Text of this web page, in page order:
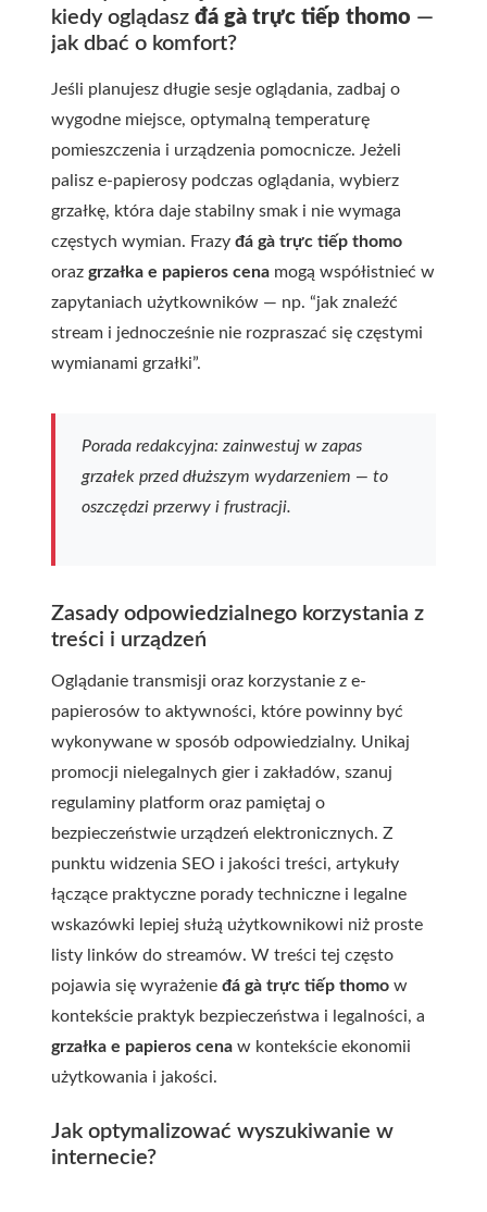
kiedy oglądasz đá gà trực tiếp thomo —
jak dbać o komfort?
Jeśli planujesz długie sesje oglądania, zadbaj o
wygodne miejsce, optymalną temperaturę
pomieszczenia i urządzenia pomocnicze. Jeżeli
palisz e‑papierosy podczas oglądania, wybierz
grzałkę, która daje stabilny smak i nie wymaga
częstych wymian. Frazy đá gà trực tiếp thomo
oraz grzałka e papieros cena mogą współistnieć w
zapytaniach użytkowników — np. “jak znaleźć
stream i jednocześnie nie rozpraszać się częstymi
wymianami grzałki”.
Porada redakcyjna: zainwestuj w zapas
grzałek przed dłuższym wydarzeniem — to
oszczędzi przerwy i frustracji.
Zasady odpowiedzialnego korzystania z
treści i urządzeń
Oglądanie transmisji oraz korzystanie z e-
papierosów to aktywności, które powinny być
wykonywane w sposób odpowiedzialny. Unikaj
promocji nielegalnych gier i zakładów, szanuj
regulaminy platform oraz pamiętaj o
bezpieczeństwie urządzeń elektronicznych. Z
punktu widzenia SEO i jakości treści, artykuły
łączące praktyczne porady techniczne i legalne
wskazówki lepiej służą użytkownikowi niż proste
listy linków do streamów. W treści tej często
pojawia się wyrażenie đá gà trực tiếp thomo w
kontekście praktyk bezpieczeństwa i legalności, a
grzałka e papieros cena w kontekście ekonomii
użytkowania i jakości.
Jak optymalizować wyszukiwanie w
internecie?